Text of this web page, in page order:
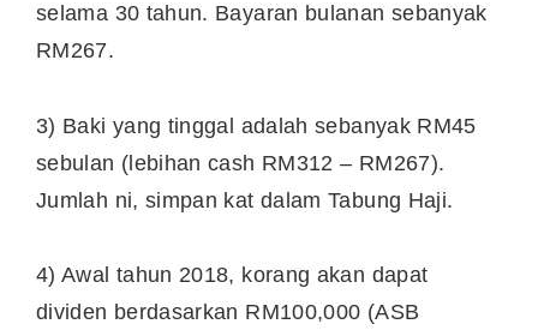
selama 30 tahun. Bayaran bulanan sebanyak
RM267.
3) Baki yang tinggal adalah sebanyak RM45
sebulan (lebihan cash RM312 – RM267).
Jumlah ni, simpan kat dalam Tabung Haji.
4) Awal tahun 2018, korang akan dapat
dividen berdasarkan RM100,000 (ASB